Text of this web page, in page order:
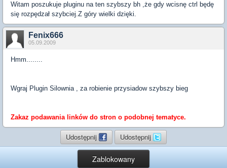
Witam poszukuje pluginu na ten szybszy bh ,że gdy wcisnę ctrl będę
się rozpędzał szybciej.Z góry wielki dzięki.
Fenix666
05.09.2009
Hmm........
Wgraj Plugin Silownia , za robienie przysiadow szybszy bieg
Zakaz podawania linków do stron o podobnej tematyce.
Udostępnij Udostępnij
Zablokowany